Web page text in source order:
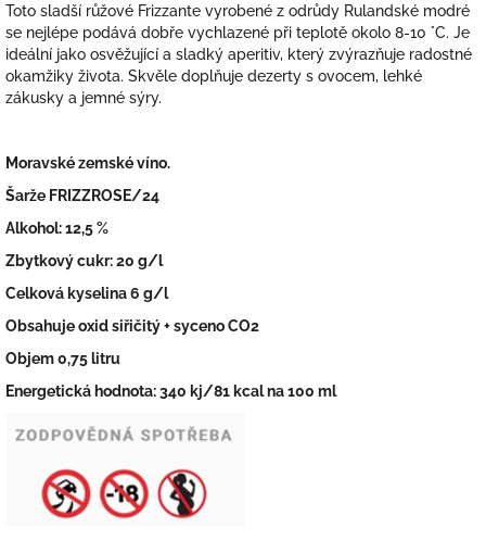
Toto sladší růžové Frizzante vyrobené z odrůdy Rulandské modré
se nejlépe podává dobře vychlazené při teplotě okolo 8-10 °C. Je
ideální jako osvěžující a sladký aperitiv, který zvýrazňuje radostné
okamžiky života. Skvěle doplňuje dezerty s ovocem, lehké
zákusky a jemné sýry.
Moravské zemské víno.
Šarže FRIZZROSE/24
Alkohol: 12,5 %
Zbytkový cukr: 20 g/l
Celková kyselina 6 g/l
Obsahuje oxid siřičitý + syceno CO2
Objem 0,75 litru
Energetická hodnota: 340 kj/81 kcal na 100 ml